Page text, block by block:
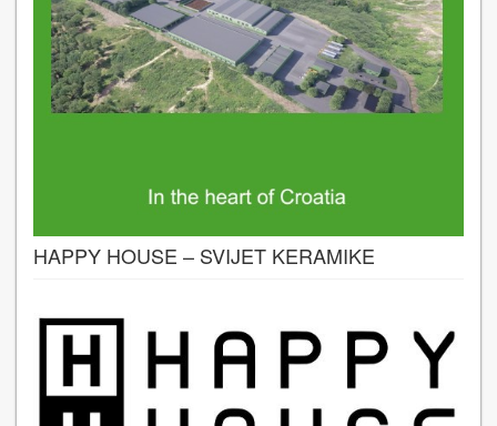
HAPPY HOUSE – SVIJET KERAMIKE